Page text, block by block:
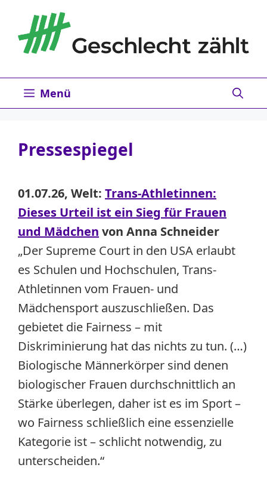
Inhalt
springen
Menü
Pressespiegel
01.07.26, Welt: Trans-Athletinnen:
Dieses Urteil ist ein Sieg für Frauen
und Mädchen von Anna Schneider
„Der Supreme Court in den USA erlaubt
es Schulen und Hochschulen, Trans-
Athletinnen vom Frauen- und
Mädchensport auszuschließen. Das
gebietet die Fairness – mit
Diskriminierung hat das nichts zu tun. (…)
Biologische Männerkörper sind denen
biologischer Frauen durchschnittlich an
Stärke überlegen, daher ist es im Sport –
wo Fairness schließlich eine essenzielle
Kategorie ist – schlicht notwendig, zu
unterscheiden.“